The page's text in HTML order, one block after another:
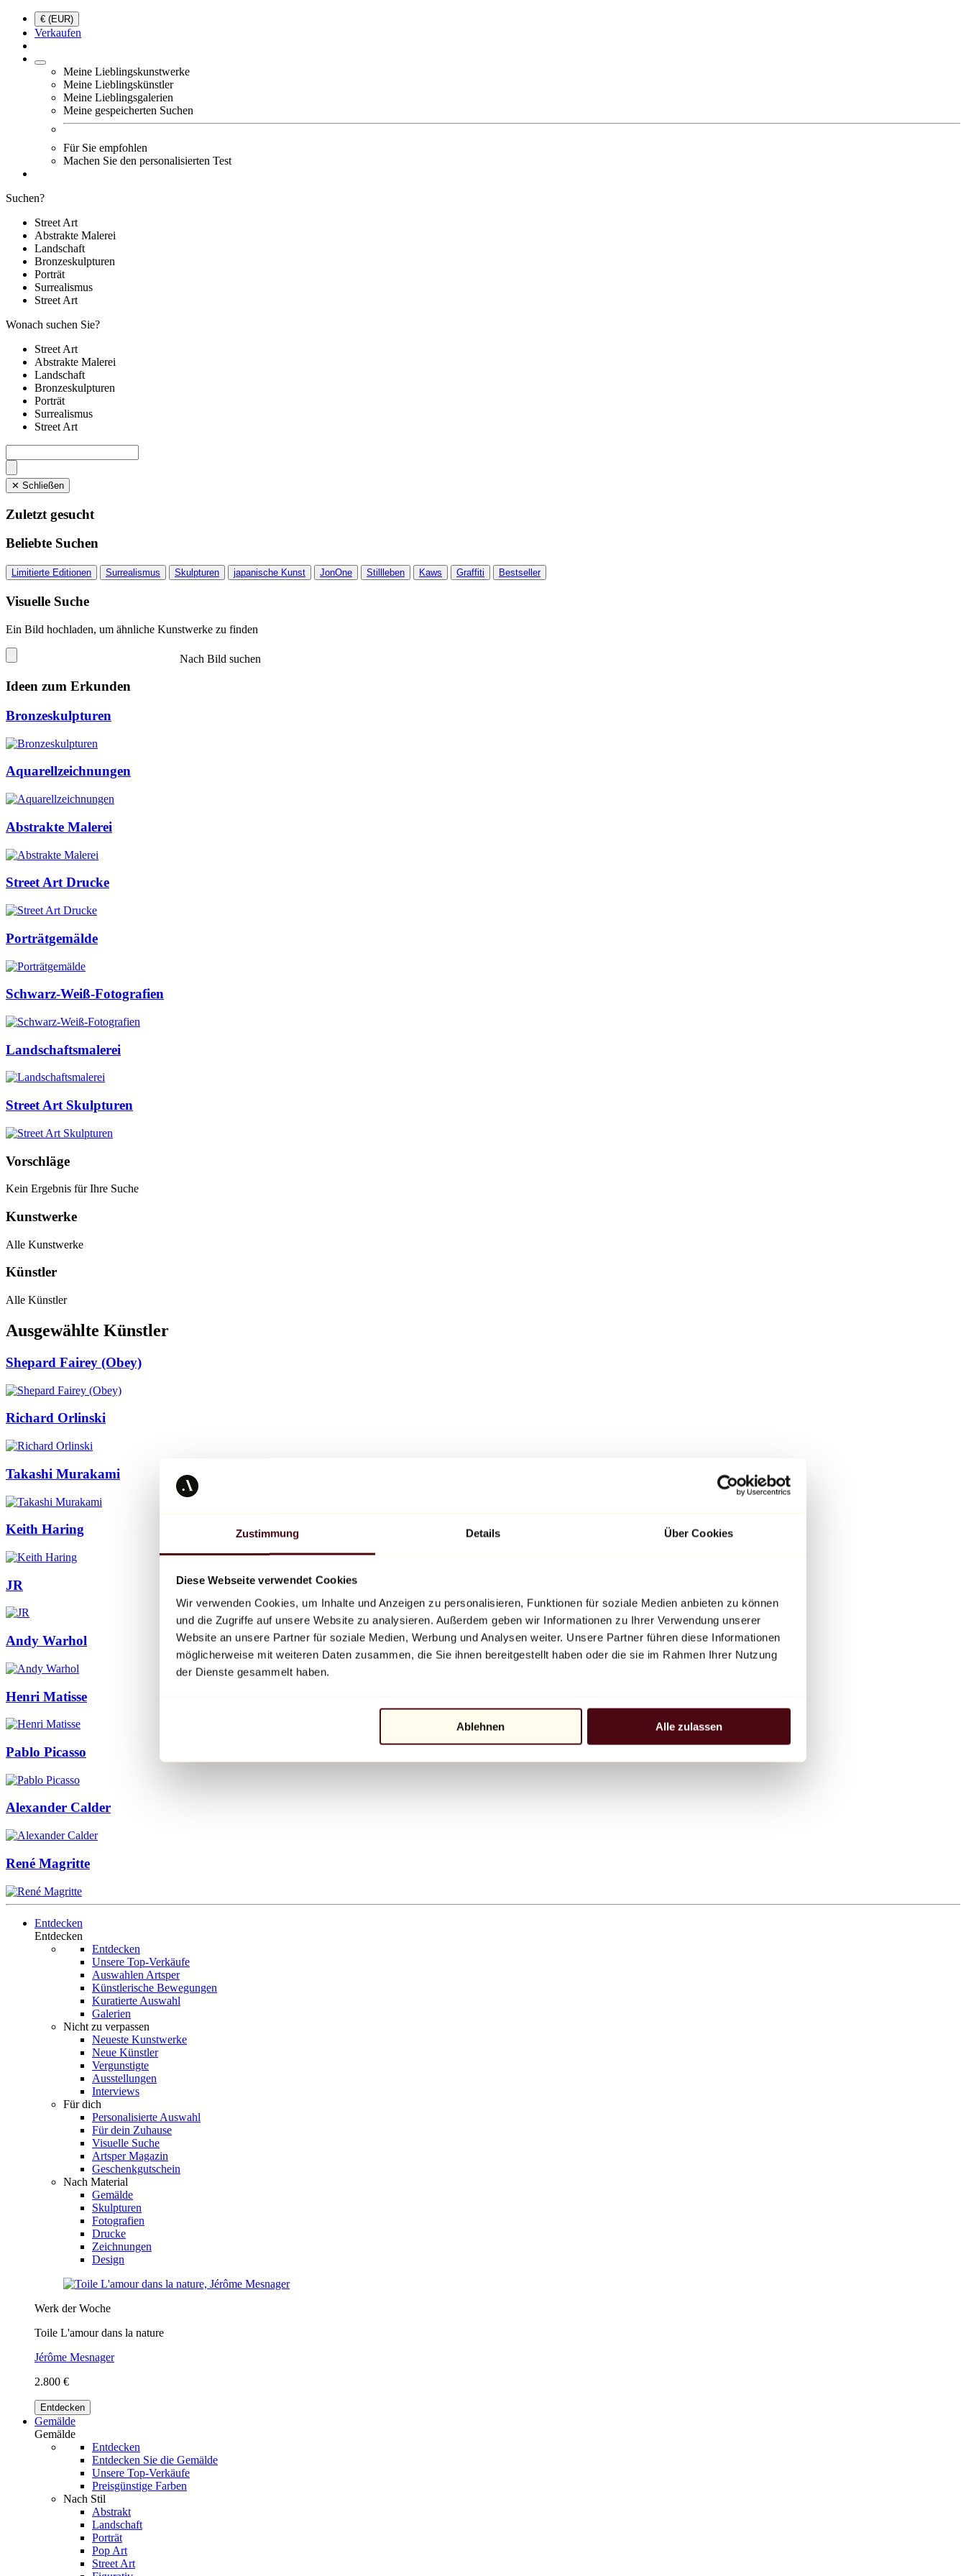
Zustimmung Details Über Cookies
Diese Webseite verwendet Cookies
Wir verwenden Cookies, um Inhalte und Anzeigen zu personalisieren, Funktionen für soziale Medien anbieten zu können
und die Zugriffe auf unsere Website zu analysieren. Außerdem geben wir Informationen zu Ihrer Verwendung unserer
Website an unsere Partner für soziale Medien, Werbung und Analysen weiter. Unsere Partner führen diese Informationen
möglicherweise mit weiteren Daten zusammen, die Sie ihnen bereitgestellt haben oder die sie im Rahmen Ihrer Nutzung
der Dienste gesammelt haben.
Ablehnen Alle zulassen
€ (EUR)
Verkaufen
Meine Lieblingskunstwerke
Meine Lieblingskünstler
Meine Lieblingsgalerien
Meine gespeicherten Suchen
Für Sie empfohlen
Machen Sie den personalisierten Test
Suchen?
Street Art
Abstrakte Malerei
Landschaft
Bronzeskulpturen
Porträt
Surrealismus
Street Art
Wonach suchen Sie?
Street Art
Abstrakte Malerei
Landschaft
Bronzeskulpturen
Porträt
Surrealismus
Street Art
✕ Schließen
Zuletzt gesucht
Beliebte Suchen
Limitierte Editionen Surrealismus Skulpturen japanische Kunst JonOne Stillleben Kaws Graffiti Bestseller
Visuelle Suche
Ein Bild hochladen, um ähnliche Kunstwerke zu finden
Nach Bild suchen
Ideen zum Erkunden
Bronzeskulpturen
Aquarellzeichnungen
Abstrakte Malerei
Street Art Drucke
Porträtgemälde
Schwarz-Weiß-Fotografien
Landschaftsmalerei
Street Art Skulpturen
Vorschläge
Kein Ergebnis für Ihre Suche
Kunstwerke
Alle Kunstwerke
Künstler
Alle Künstler
Ausgewählte Künstler
Shepard Fairey (Obey)
Richard Orlinski
Takashi Murakami
Keith Haring
JR
Andy Warhol
Henri Matisse
Pablo Picasso
Alexander Calder
René Magritte
Entdecken
Entdecken
Entdecken
Unsere Top-Verkäufe
Auswahlen Artsper
Künstlerische Bewegungen
Kuratierte Auswahl
Galerien
Nicht zu verpassen
Neueste Kunstwerke
Neue Künstler
Vergunstigte
Ausstellungen
Interviews
Für dich
Personalisierte Auswahl
Für dein Zuhause
Visuelle Suche
Artsper Magazin
Geschenkgutschein
Nach Material
Gemälde
Skulpturen
Fotografien
Drucke
Zeichnungen
Design
Werk der Woche
Toile L'amour dans la nature
Jérôme Mesnager
2.800 €
Entdecken
Gemälde
Gemälde
Entdecken
Entdecken Sie die Gemälde
Unsere Top-Verkäufe
Preisgünstige Farben
Nach Stil
Abstrakt
Landschaft
Porträt
Pop Art
Street Art